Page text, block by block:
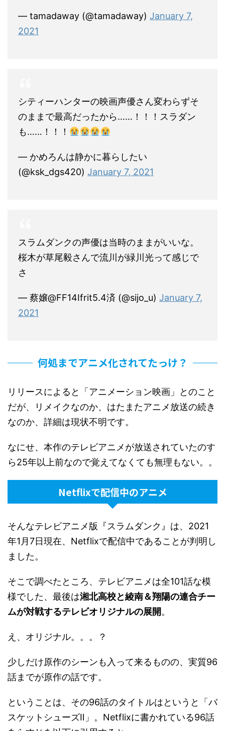
— tamadaway (@tamadaway) January 7,
2021
シティーハンターの映画声優さん変わらずそ
のままで最高だったから……！！！スラダン
も……！！！
— かめろんは静かに暮らしたい
(@ksk_dgs420) January 7, 2021
スラムダンクの声優は当時のままがいいな。
桜木が草尾毅さんで流川が緑川光って感じで
さ
— 蔡嬢@FF14Ifrit5.4済 (@sijo_u) January 7,
2021
何処までアニメ化されてたっけ？
リリースによると「アニメーション映画」とのこと
だが、リメイクなのか、はたまたアニメ放送の続き
なのか、詳細は現状不明です。
なにせ、本作のテレビアニメが放送されていたのす
ら25年以上前なので覚えてなくても無理もない。。
Netflixで配信中のアニメ
そんなテレビアニメ版『スラムダンク』は、2021
年1月7日現在、Netflixで配信中であることが判明し
ました。
そこで調べたところ、テレビアニメは全101話な模
様でした、最後は湘北高校と綾南＆翔陽の連合チー
ムが対戦するテレビオリジナルの展開。
え、オリジナル。。。？
少しだけ原作のシーンも入って来るものの、実質96
話までが原作の話です。
ということは、その96話のタイトルはというと「バ
スケットシューズⅡ」。Netflixに書かれている96話